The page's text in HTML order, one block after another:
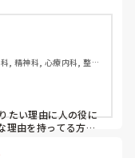
習中徹夜しました。
らだと言われ、さ
護師になってから
きました。
おけばよかったで
, 精神科, 心療内科, 整形
棟, 神経内科, 脳神経外
末期, オペ室, 透析
たい理由に人の役に
由を持ってる方は